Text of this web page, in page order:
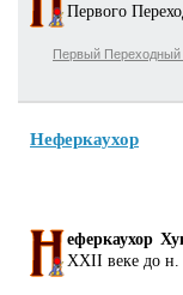
Первого
Первый Переходный
Неферкаухор
еферкаухор
XXII веке до